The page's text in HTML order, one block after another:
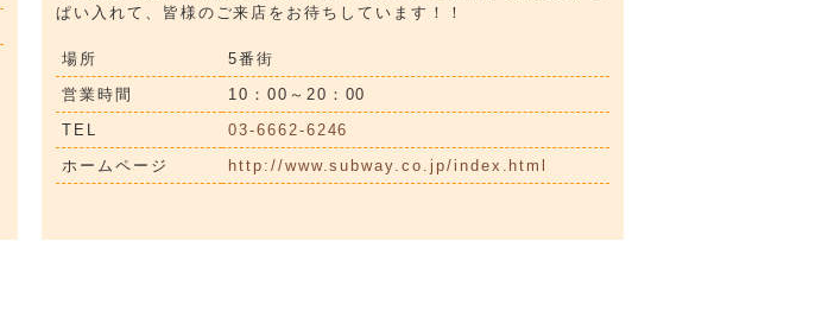
ぱい入れて、皆様のご来店をお待ちしています！！
場所
5番街
営業時間
10：00～20：00
TEL
03-6662-6246
ホームページ
http://www.subway.co.jp/index.html